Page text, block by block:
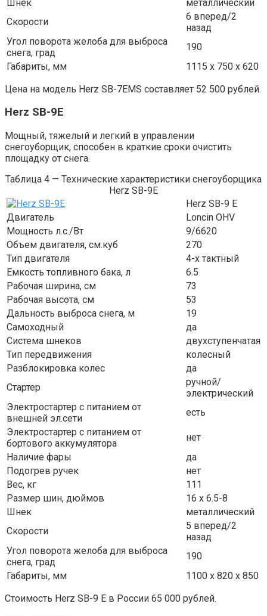
Шнек
металлический
Скорости
6 вперед/2
назад
Угол поворота желоба для выброса
снега, град
190
Габариты, мм
1115 х 750 х 620
Цена на модель Herz SB-7EMS составляет 52 500 рублей.
Herz SB-9E
Мощный, тяжелый и легкий в управлении
снегоуборщик, способен в краткие сроки очистить
площадку от снега.
Таблица 4 — Технические характеристики снегоуборщика
Herz SB-9E
Herz SB-9 E
Двигатель
Loncin OHV
Мощность л.с./Вт
9/6620
Объем двигателя, см.куб
270
Тип двигателя
4-х тактный
Емкость топливного бака, л
6.5
Рабочая ширина, см
73
Рабочая высота, см
53
Дальность выброса снега, м
19
Самоходный
да
Система шнеков
двухступенчатая
Тип передвижения
колесный
Разблокировка колес
да
Стартер
ручной/
электрический
Электростартер с питанием от
внешней эл.сети
есть
Электростартер с питанием от
бортового аккумулятора
нет
Наличие фары
да
Подогрев ручек
нет
Вес, кг
111
Размер шин, дюймов
16 х 6.5-8
Шнек
металлический
Скорости
5 вперед/2
назад
Угол поворота желоба для выброса
снега, град
190
Габариты, мм
1100 х 820 х 850
Стоимость Herz SB-9 E в России 65 000 рублей.